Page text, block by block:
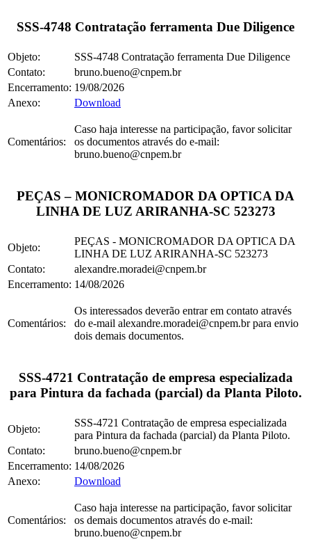
SSS-4748 Contratação ferramenta Due Diligence
Objeto:
SSS-4748 Contratação ferramenta Due Diligence
Contato:
bruno.bueno@cnpem.br
Encerramento: 19/08/2026
Anexo:
Download
Comentários:
Caso haja interesse na participação, favor solicitar
os documentos através do e-mail:
bruno.bueno@cnpem.br
PEÇAS – MONICROMADOR DA OPTICA DA
LINHA DE LUZ ARIRANHA-SC 523273
Objeto:
PEÇAS - MONICROMADOR DA OPTICA DA
LINHA DE LUZ ARIRANHA-SC 523273
Contato:
alexandre.moradei@cnpem.br
Encerramento: 14/08/2026
Comentários:
Os interessados deverão entrar em contato através
do e-mail alexandre.moradei@cnpem.br para envio
dois demais documentos.
SSS-4721 Contratação de empresa especializada
para Pintura da fachada (parcial) da Planta Piloto.
Objeto:
SSS-4721 Contratação de empresa especializada
para Pintura da fachada (parcial) da Planta Piloto.
Contato:
bruno.bueno@cnpem.br
Encerramento: 14/08/2026
Anexo:
Download
Comentários:
Caso haja interesse na participação, favor solicitar
os demais documentos através do e-mail:
bruno.bueno@cnpem.br